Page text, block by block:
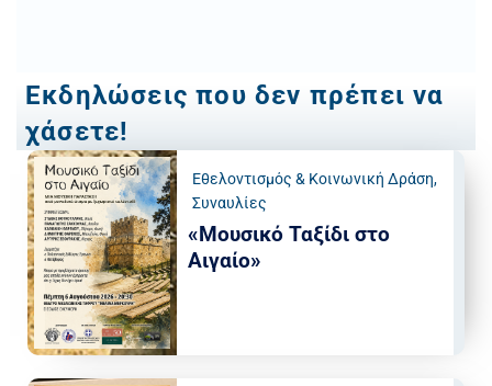
Εκδηλώσεις που δεν πρέπει να
χάσετε!
Εθελοντισμός & Κοινωνική Δράση,
Συναυλίες
«Μουσικό Ταξίδι στο
Αιγαίο»